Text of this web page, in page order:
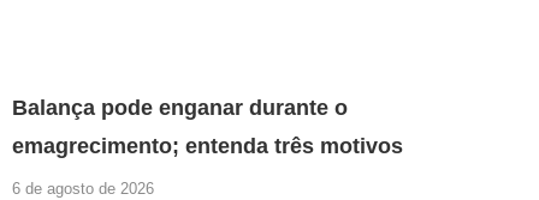
Balança pode enganar durante o
emagrecimento; entenda três motivos
6 de agosto de 2026